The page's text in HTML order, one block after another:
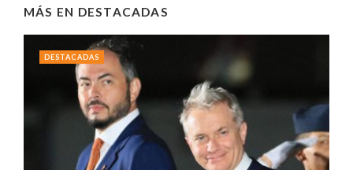
MÁS EN DESTACADAS
DESTACADAS